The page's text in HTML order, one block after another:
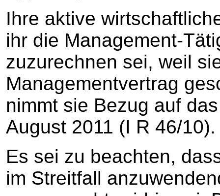
Ihre aktive
ihr die Management-
zuzurechnen sei, weil
Managementvertrag
nimmt sie Bezug auf
August 2011 (I R 46/10).
Es sei zu beachten,
im Streitfall